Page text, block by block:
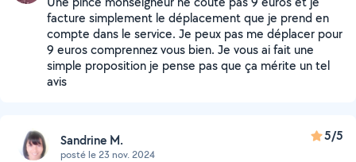
facture simplement le déplacement que je prend en
compte dans le service. Je peux pas me déplacer pour
9 euros comprennez vous bien. Je vous ai fait une
simple proposition je pense pas que ça mérite un tel
avis
Sandrine M.
posté le 23 nov. 2024
5/5